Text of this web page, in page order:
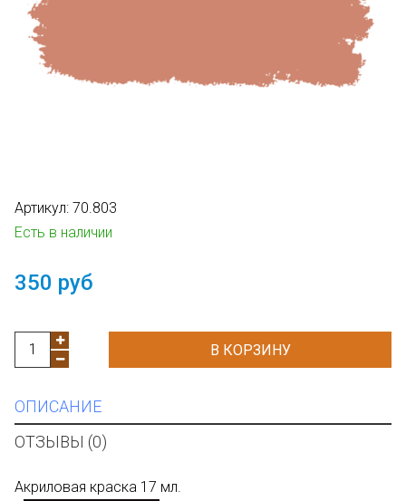
Артикул: 70.803
Есть в наличии
350 руб
В КОРЗИНУ
ОПИСАНИЕ
ОТЗЫВЫ (0)
Акриловая краска 17 мл.